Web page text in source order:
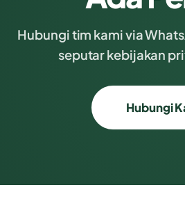
Hubungi tim kami via
seputar kebijakan
Hubungi